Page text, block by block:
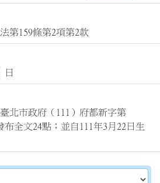
第159條第2項第2款
日
北市政府（111）府都新字第
布全文24點；並自111年3月22日生